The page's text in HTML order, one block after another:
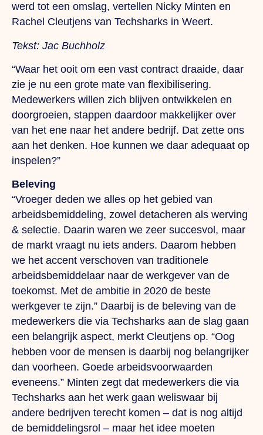
werd tot een omslag, vertellen Nicky Minten en
Rachel Cleutjens van Techsharks in Weert.
Tekst: Jac Buchholz
“Waar het ooit om een vast contract draaide, daar
zie je nu een grote mate van flexibilisering.
Medewerkers willen zich blijven ontwikkelen en
doorgroeien, stappen daardoor makkelijker over
van het ene naar het andere bedrijf. Dat zette ons
aan het denken. Hoe kunnen we daar adequaat op
inspelen?”
Beleving
“Vroeger deden we alles op het gebied van
arbeidsbemiddeling, zowel detacheren als werving
& selectie. Daarin waren we zeer succesvol, maar
de markt vraagt nu iets anders. Daarom hebben
we het accent verschoven van traditionele
arbeidsbemiddelaar naar de werkgever van de
toekomst. Met de ambitie in 2020 de beste
werkgever te zijn.” Daarbij is de beleving van de
medewerkers die via Techsharks aan de slag gaan
een belangrijk aspect, merkt Cleutjens op. “Oog
hebben voor de mensen is daarbij nog belangrijker
dan voorheen. Goede arbeidsvoorwaarden
eveneens.” Minten zegt dat medewerkers die via
Techsharks aan het werk gaan weliswaar bij
andere bedrijven terecht komen – dat is nog altijd
de bemiddelingsrol – maar het idee moeten